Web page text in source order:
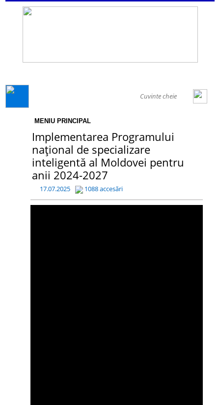
MENIU PRINCIPAL
Implementarea Programului
național de specializare
inteligentă al Moldovei pentru
anii 2024-2027
17.07.2025 1088 accesări